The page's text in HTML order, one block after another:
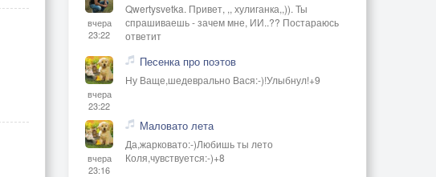
вчера
23:22
Qwertysvetka. Привет, ,, хулиганка,,)). Ты
спрашиваешь - зачем мне, ИИ..?? Постараюсь
ответит
вчера
23:22
Песенка про поэтов
Ну Ваще,шедеврально Вася:-)!Улыбнул!+9
вчера
23:16
Маловато лета
Да,жарковато:-)Любишь ты лето
Коля,чувствуется:-)+8